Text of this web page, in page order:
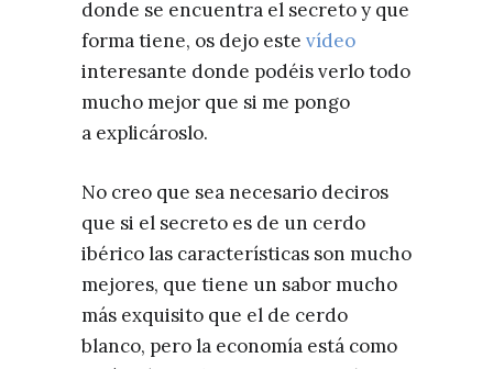
donde se encuentra el secreto y que
forma tiene, os dejo este vídeo
interesante donde podéis verlo todo
mucho mejor que si me pongo
a explicároslo.
No creo que sea necesario deciros
que si el secreto es de un cerdo
ibérico las características son mucho
mejores, que tiene un sabor mucho
más exquisito que el de cerdo
blanco, pero la economía está como